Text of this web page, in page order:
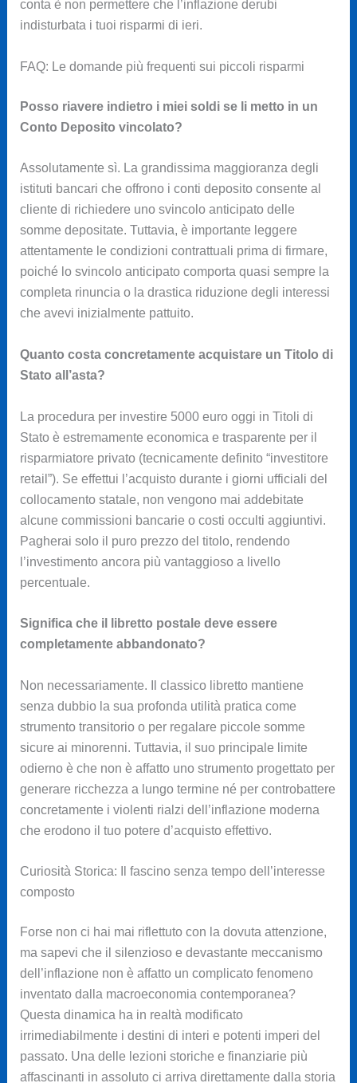
conta è non permettere che l’inflazione derubi
indisturbata i tuoi risparmi di ieri.
FAQ: Le domande più frequenti sui piccoli risparmi
Posso riavere indietro i miei soldi se li metto in un
Conto Deposito vincolato?
Assolutamente sì. La grandissima maggioranza degli
istituti bancari che offrono i conti deposito consente al
cliente di richiedere uno svincolo anticipato delle
somme depositate. Tuttavia, è importante leggere
attentamente le condizioni contrattuali prima di firmare,
poiché lo svincolo anticipato comporta quasi sempre la
completa rinuncia o la drastica riduzione degli interessi
che avevi inizialmente pattuito.
Quanto costa concretamente acquistare un Titolo di
Stato all’asta?
La procedura per investire 5000 euro oggi in Titoli di
Stato è estremamente economica e trasparente per il
risparmiatore privato (tecnicamente definito “investitore
retail”). Se effettui l’acquisto durante i giorni ufficiali del
collocamento statale, non vengono mai addebitate
alcune commissioni bancarie o costi occulti aggiuntivi.
Pagherai solo il puro prezzo del titolo, rendendo
l’investimento ancora più vantaggioso a livello
percentuale.
Significa che il libretto postale deve essere
completamente abbandonato?
Non necessariamente. Il classico libretto mantiene
senza dubbio la sua profonda utilità pratica come
strumento transitorio o per regalare piccole somme
sicure ai minorenni. Tuttavia, il suo principale limite
odierno è che non è affatto uno strumento progettato per
generare ricchezza a lungo termine né per controbattere
concretamente i violenti rialzi dell’inflazione moderna
che erodono il tuo potere d’acquisto effettivo.
Curiosità Storica: Il fascino senza tempo dell’interesse
composto
Forse non ci hai mai riflettuto con la dovuta attenzione,
ma sapevi che il silenzioso e devastante meccanismo
dell’inflazione non è affatto un complicato fenomeno
inventato dalla macroeconomia contemporanea?
Questa dinamica ha in realtà modificato
irrimediabilmente i destini di interi e potenti imperi del
passato. Una delle lezioni storiche e finanziarie più
affascinanti in assoluto ci arriva direttamente dalla storia